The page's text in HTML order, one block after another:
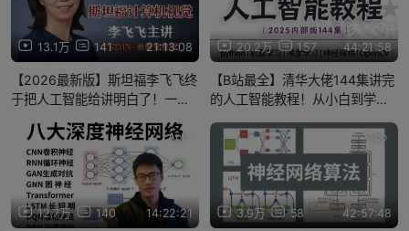
爽！
上手！
13.1万 141 21:13:08
【2026最新版】斯坦福李飞飞终
于把人工智能给讲明白了！一口
视觉、神经网络、图像处理、物
体识别全给讲透了！（附课件资
料+开源代码）
20.2万 157 44:21:58
【B站最全】清华大佬144集讲完
的人工智能教程！从小白到学
门基础，深度学习、机器学习、
神经网络、OpenCV一口气学
完！
12.7万 140 14:22:21
App
3.9万 58 42:57:48
App